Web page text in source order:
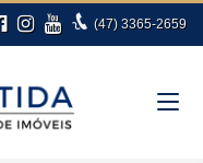
(47) 3365-2659